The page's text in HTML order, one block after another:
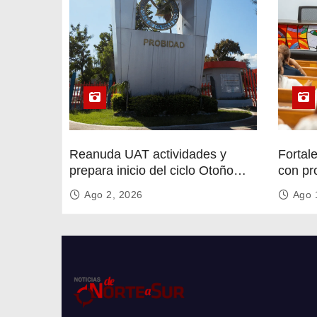
Reanuda UAT actividades y
prepara inicio del ciclo Otoño
2026
Ago 2, 2026
con
circular
Ago